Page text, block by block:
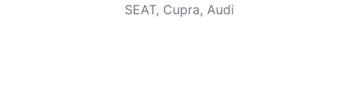
SEAT, Cupra, Audi